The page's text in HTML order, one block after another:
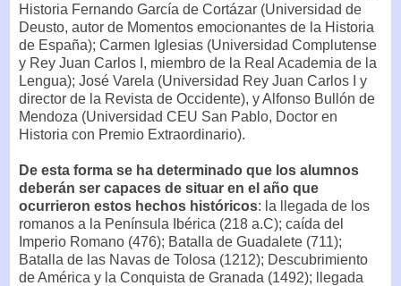
Historia Fernando García de Cortázar (Universidad de
Deusto, autor de Momentos emocionantes de la Historia
de España); Carmen Iglesias (Universidad Complutense
y Rey Juan Carlos I, miembro de la Real Academia de la
Lengua); José Varela (Universidad Rey Juan Carlos I y
director de la Revista de Occidente), y Alfonso Bullón de
Mendoza (Universidad CEU San Pablo, Doctor en
Historia con Premio Extraordinario).
De esta forma se ha determinado que los alumnos
deberán ser capaces de situar en el año que
ocurrieron estos hechos históricos: la llegada de los
romanos a la Península Ibérica (218 a.C); caída del
Imperio Romano (476); Batalla de Guadalete (711);
Batalla de las Navas de Tolosa (1212); Descubrimiento
de América y la Conquista de Granada (1492); llegada